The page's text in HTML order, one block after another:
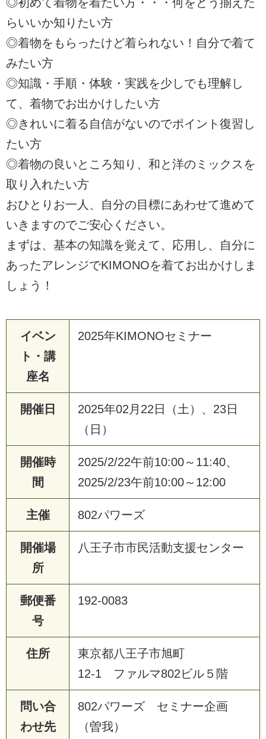
らいいか知りたい方
◎着物をもらったけど着られない！自分で着て
みたい方
◎知識・手順・体験・実践を少しでも理解し
て、着物でお出かけしたい方
◎きれいに着る自信がないのでポイント復習し
たい方
◎着物の良いところ知り、和と洋のミックスを
取り入れたい方
おひとりお一人、自分の目標にあわせて進めて
いきますのでご安心ください。
まずは、基本の知識を覚えて、応用し、自分に
あったアレンジでKIMONOを着てお出かけしま
しょう！
イベン
ト・講
座名
2025年KIMONOセミナー
開催日
2025年02月22日（土）、23日
（日）
開催時
間
2025/2/22午前10:00～11:40、
2025/2/23午前10:00～12:00
主催 802パワーズ
開催場
所
八王子市市民活動支援センター
郵便番
号
192-0083
住所
東京都八王子市旭町
12-1 ファルマ802ビル５階
問い合
わせ先
802パワーズ セミナー企画
（曽我）